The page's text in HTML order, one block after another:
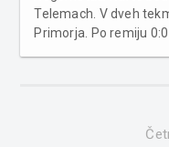
Telemach. V dveh
Primorja. Po remiju